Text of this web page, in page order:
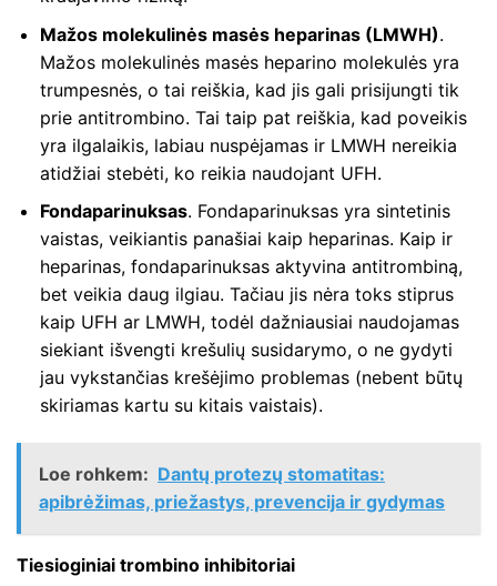
Mažos molekulinės masės heparinas (LMWH).
Mažos molekulinės masės heparino molekulės yra
trumpesnės, o tai reiškia, kad jis gali prisijungti tik
prie antitrombino. Tai taip pat reiškia, kad poveikis
yra ilgalaikis, labiau nuspėjamas ir LMWH nereikia
atidžiai stebėti, ko reikia naudojant UFH.
Fondaparinuksas. Fondaparinuksas yra sintetinis
vaistas, veikiantis panašiai kaip heparinas. Kaip ir
heparinas, fondaparinuksas aktyvina antitrombiną,
bet veikia daug ilgiau. Tačiau jis nėra toks stiprus
kaip UFH ar LMWH, todėl dažniausiai naudojamas
siekiant išvengti krešulių susidarymo, o ne gydyti
jau vykstančias krešėjimo problemas (nebent būtų
skiriamas kartu su kitais vaistais).
Loe rohkem: Dantų protezų stomatitas:
apibrėžimas, priežastys, prevencija ir gydymas
Tiesioginiai trombino inhibitoriai